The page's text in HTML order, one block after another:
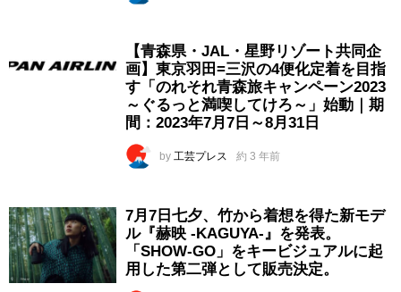
【青森県・JAL・星野リゾート共同企
画】東京羽田=三沢の4便化定着を目指
す「のれそれ青森旅キャンペーン2023
～ぐるっと満喫してけろ～」始動｜期
間：2023年7月7日～8月31日
by 工芸プレス 約 3 年前
7月7日七夕、竹から着想を得た新モデ
ル『赫映 -KAGUYA-』を発表。
「SHOW-GO」をキービジュアルに起
用した第二弾として販売決定。